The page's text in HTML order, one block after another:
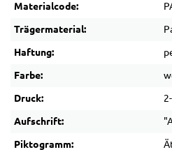
Materialcode:
Trägermaterial:
Haftung:
Farbe:
Druck:
Aufschrift:
Piktogramm: